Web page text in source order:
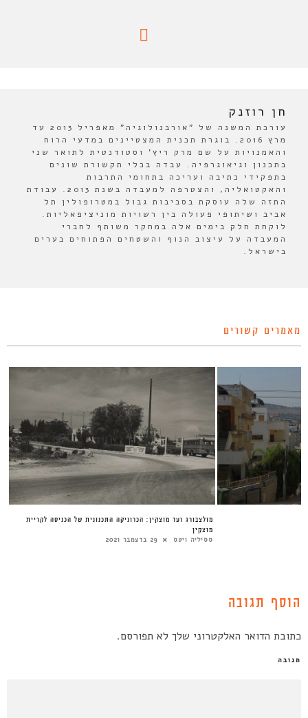
חן רוזנק
עורכת המשנה של "אורבנולוגיה" מאפריל 2013 עד
מרץ 2016. בוגרת תכנית המצטיינים במדעי הרוח
והאמנויות על שם מרק ריץ' וסטודנטית לתואר שני
בתכנון וגיאוגרפיה. עבדה בכלי תקשורת שונים
בתפקידי כתיבה ועריכה בתחומי התרבות
והאקטואליה, והצטרפה למעבדה בשנת 2013. עבודת
התזה שלה עוסקת בסביבות גבול במטרופולין תל
אביב ושיתופי פעולה בין רשויות מוניציפאליות.
לוקחת חלק בימים אלה במחקר משותף לחברי
המעבדה על עיצוב הנוף והשטחים הפתוחים בערים
בישראל.
מאמרים קשורים
מזלצבורג ועד מוצקין: הכרוניקה התכנונית של הכניסה לקריית
מוצקין
ססיליה ויטס 29 בדצמבר 2021
הוסף תגובה
כתובת הדואר האלקטרוני שלך לא תפורסם.
תגובה